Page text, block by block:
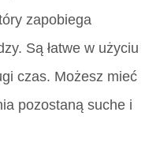
zapobiega
Są łatwe w użyciu
czas. Możesz mieć
pozostaną suche i